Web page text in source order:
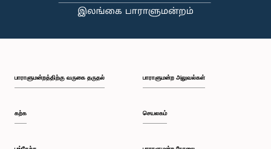
பாராளுமன்றத்திற்கு வருகை தருதல்
கற்க
பாராளுமன்ற அலுவல்கள்
செயலகம்